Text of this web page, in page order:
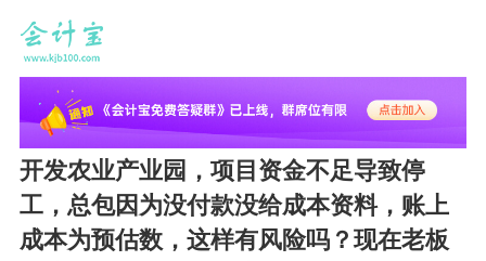
开发农业产业园，项目资金不足导致停
工，总包因为没付款没给成本资料，账上
成本为预估数，这样有风险吗？现在老板